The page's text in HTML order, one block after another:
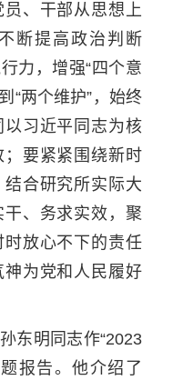
、干部从思想上
断提高政治判断
力，增强“四个意
“两个维护”，始终
习近平同志为核
要紧紧围绕新时
合研究所实际大
、务求实效，聚
放心不下的责任
为党和人民履好
明同志作“2023
报告。他介绍了